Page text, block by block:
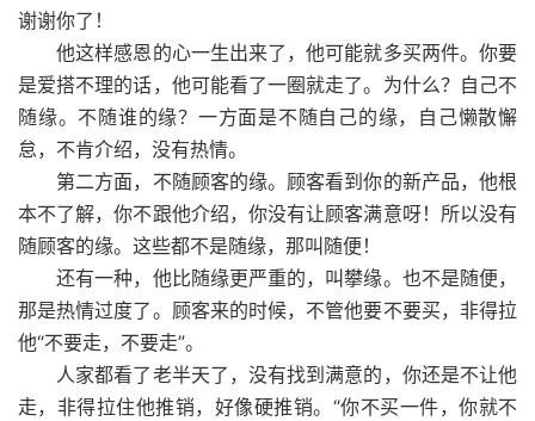
谢谢你了！
他这样感恩的心一生出来了，他可能就多买两件。你要
是爱搭不理的话，他可能看了一圈就走了。为什么？自己不
随缘。不随谁的缘？一方面是不随自己的缘，自己懒散懈
怠，不肯介绍，没有热情。
第二方面，不随顾客的缘。顾客看到你的新产品，他根
本不了解，你不跟他介绍，你没有让顾客满意呀！所以没有
随顾客的缘。这些都不是随缘，那叫随便！
还有一种，他比随缘更严重的，叫攀缘。也不是随便，
那是热情过度了。顾客来的时候，不管他要不要买，非得拉
他“不要走，不要走”。
人家都看了老半天了，没有找到满意的，你还是不让他
走，非得拉住他推销，好像硬推销。“你不买一件，你就不